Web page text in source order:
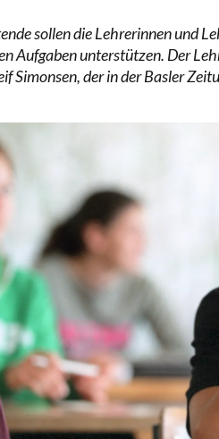
sollen die Lehrerinnen und
Aufgaben unterstützen. Der
Simonsen, der in der Basler